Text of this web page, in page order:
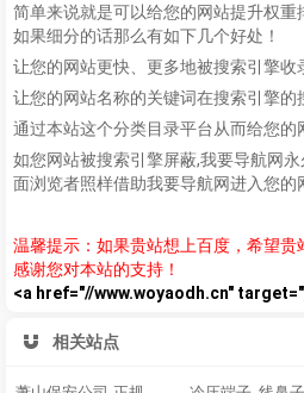
简单来说就是可以给您的网站提升权重
如果细分的话那么有如下几个好处！
让您的网站更快、更多地被搜索引擎收
让您的网站名称的关键词在搜索引擎
通过本站这个分类目录平台从而给您的
如您网站被搜索引擎屏蔽,我要导航网
面浏览者照样借助我要导航网进入您的
温馨提示：如果贵站想上百度，希望贵
感谢您对本站的支持！
<a href="//www.woyaodh.cn"
相关站点